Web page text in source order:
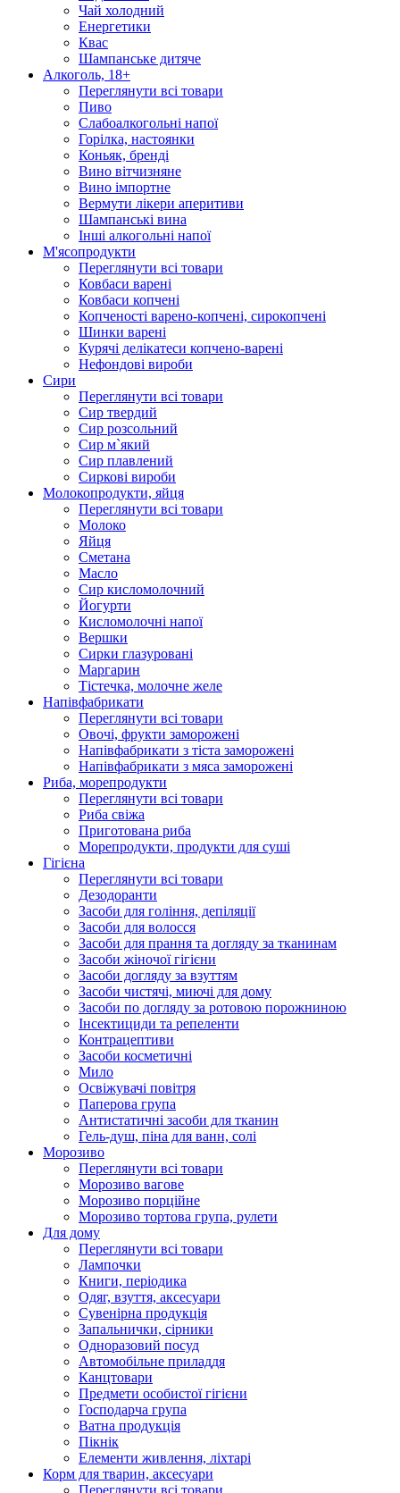
Чай холодний
Енергетики
Квас
Шампанське дитяче
Алкоголь, 18+
Переглянути всі товари
Пиво
Слабоалкогольні напої
Горілка, настоянки
Коньяк, бренді
Вино вітчизняне
Вино імпортне
Вермути лікери аперитиви
Шампанські вина
Інші алкогольні напої
М'ясопродукти
Переглянути всі товари
Ковбаси варені
Ковбаси копчені
Копченості варено-копчені, сирокопчені
Шинки варені
Курячі делікатеси копчено-варені
Нефондові вироби
Сири
Переглянути всі товари
Сир твердий
Сир розсольний
Сир м`який
Сир плавлений
Сиркові вироби
Молокопродукти, яйця
Переглянути всі товари
Молоко
Яйця
Сметана
Масло
Сир кисломолочний
Йогурти
Кисломолочні напої
Вершки
Сирки глазуровані
Маргарин
Тістечка, молочне желе
Напівфабрикати
Переглянути всі товари
Овочі, фрукти заморожені
Напівфабрикати з тіста заморожені
Напівфабрикати з мяса заморожені
Риба, морепродукти
Переглянути всі товари
Риба свіжа
Приготована риба
Морепродукти, продукти для суші
Гігієна
Переглянути всі товари
Дезодоранти
Засоби для гоління, депіляції
Засоби для волосся
Засоби для прання та догляду за тканинам
Засоби жіночої гігієни
Засоби догляду за взуттям
Засоби чистячі, миючі для дому
Засоби по догляду за ротовою порожниною
Інсектициди та репеленти
Контрацептиви
Засоби косметичні
Мило
Освіжувачі повітря
Паперова група
Антистатичні засоби для тканин
Гель-душ, піна для ванн, солі
Морозиво
Переглянути всі товари
Морозиво вагове
Морозиво порційне
Морозиво тортова група, рулети
Для дому
Переглянути всі товари
Лампочки
Книги, періодика
Одяг, взуття, аксесуари
Сувенірна продукція
Запальнички, сірники
Одноразовий посуд
Автомобільне приладдя
Канцтовари
Предмети особистої гігієни
Господарча група
Ватна продукція
Пікнік
Елементи живлення, ліхтарі
Корм для тварин, аксесуари
Переглянути всі товари